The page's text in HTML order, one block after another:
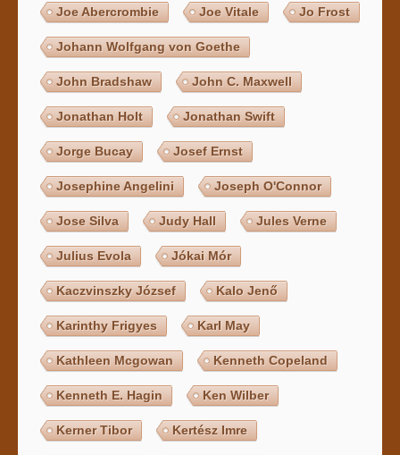
Joe Abercrombie Joe Vitale Jo Frost
Johann Wolfgang von Goethe
John Bradshaw John C. Maxwell
Jonathan Holt Jonathan Swift
Jorge Bucay Josef Ernst
Josephine Angelini Joseph O'Connor
Jose Silva Judy Hall Jules Verne
Julius Evola Jókai Mór
Kaczvinszky József Kalo Jenő
Karinthy Frigyes Karl May
Kathleen Mcgowan Kenneth Copeland
Kenneth E. Hagin Ken Wilber
Kerner Tibor Kertész Imre